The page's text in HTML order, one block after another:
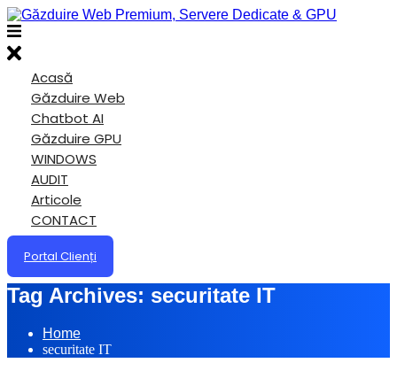
Acasă
Găzduire Web
Chatbot AI
Găzduire GPU
WINDOWS
AUDIT
Articole
CONTACT
Portal Clienți
Tag Archives: securitate IT
Home
securitate IT